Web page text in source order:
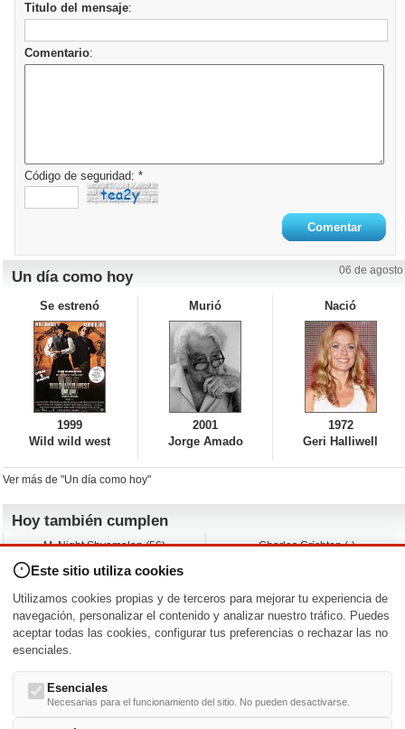
Titulo del mensaje:
Comentario:
Código de seguridad: *
Un día como hoy 06 de agosto
Se estrenó
1999
Wild wild west
Murió
2001
Jorge Amado
Nació
1972
Geri Halliwell
Ver más de "Un día como hoy"
Hoy también cumplen
M. Night Shyamalan (56)
Andy Warhol (98)
Melissa George (50)
Vera Farmiga (53)
Charles Crichton (-)
Jeremy Ratchford (61)
Jason O’Mara (54)
Nacimientos y estrenos en la fecha
DD/MM /
Este sitio utiliza cookies
Utilizamos cookies propias y de terceros para mejorar tu experiencia de
navegación, personalizar el contenido y analizar nuestro tráfico. Puedes
aceptar todas las cookies, configurar tus preferencias o rechazar las no
esenciales.
Esenciales
Necesarias para el funcionamiento del sitio. No pueden desactivarse.